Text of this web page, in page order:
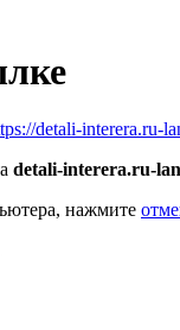
detali-interera.ru-
detali-interera.ru-
нажмите